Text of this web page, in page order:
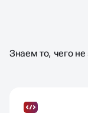
ПОД КЛЮЧ
Знаем то, чего